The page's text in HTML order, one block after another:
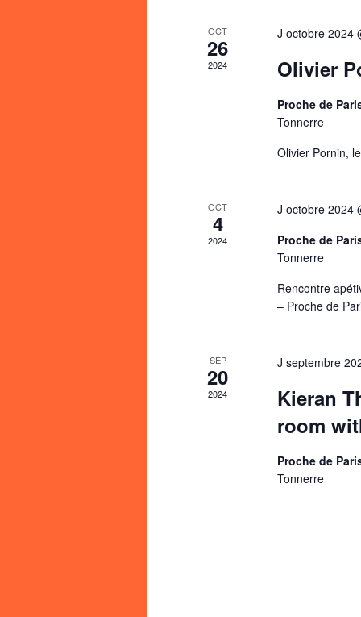
OCT
26
2024
J octobre 2024
Olivier
Proche de
Tonnerre
Olivier Pornin,
OCT
4
2024
J octobre 2024
Proche de
Tonnerre
Rencontre
– Proche de
SEP
20
2024
J septembre
Kieran
room
Proche de
Tonnerre